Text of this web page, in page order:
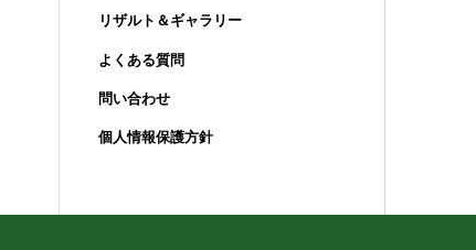
リザルト＆ギャラリー
よくある質問
問い合わせ
個人情報保護方針